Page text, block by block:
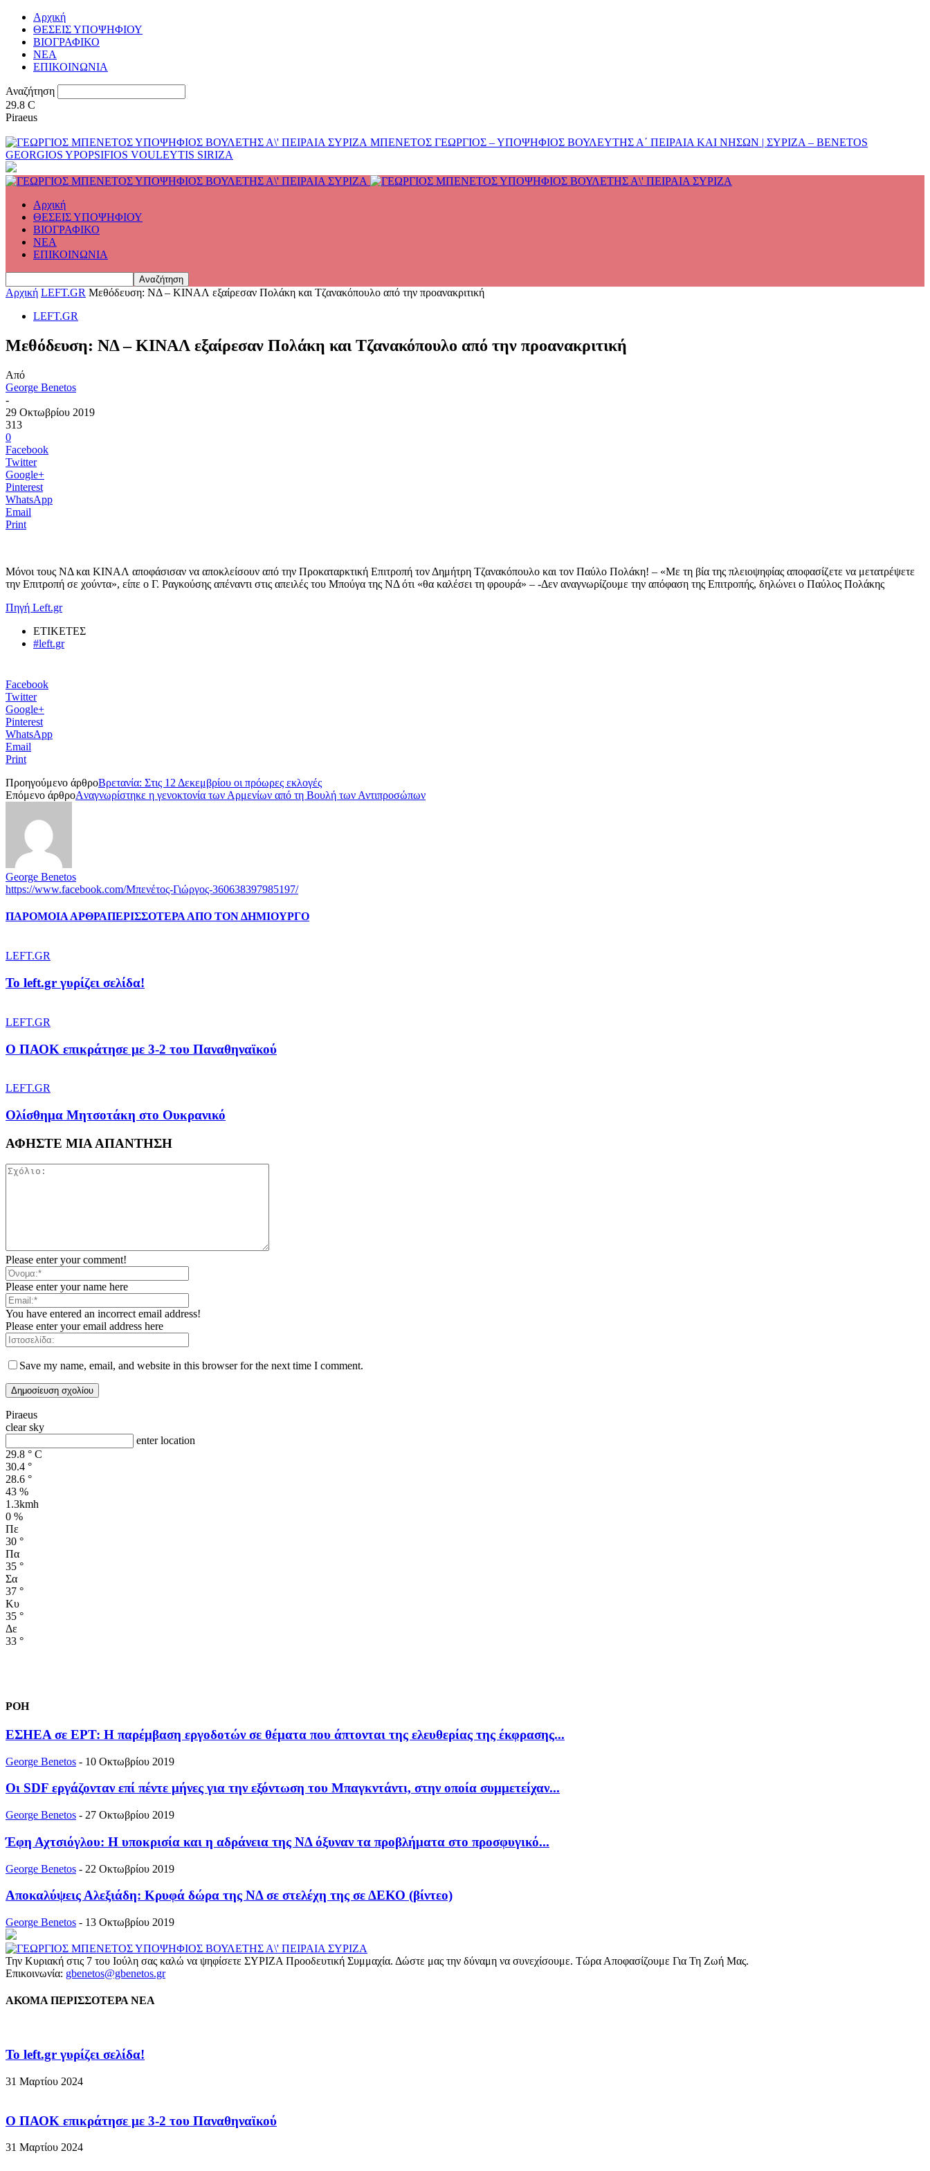
Αρχική
ΘΕΣΕΙΣ ΥΠΟΨΗΦΙΟΥ
ΒΙΟΓΡΑΦΙΚΟ
ΝΕΑ
ΕΠΙΚΟΙΝΩΝΙΑ
Αναζήτηση
29.8 C
Piraeus
ΜΠΕΝΕΤΟΣ ΓΕΩΡΓΙΟΣ – ΥΠΟΨΗΦΙΟΣ ΒΟΥΛΕΥΤΗΣ Α΄ ΠΕΙΡΑΙΑ ΚΑΙ ΝΗΣΩΝ | ΣΥΡΙΖΑ – BENETOS
GEORGIOS YPOPSIFIOS VOULEYTIS SIRIZA
Αρχική
ΘΕΣΕΙΣ ΥΠΟΨΗΦΙΟΥ
ΒΙΟΓΡΑΦΙΚΟ
ΝΕΑ
ΕΠΙΚΟΙΝΩΝΙΑ
Αρχική LEFT.GR Mεθόδευση: ΝΔ – ΚΙΝΑΛ εξαίρεσαν Πολάκη και Τζανακόπουλο από την προανακριτική
LEFT.GR
Mεθόδευση: ΝΔ – ΚΙΝΑΛ εξαίρεσαν Πολάκη και Τζανακόπουλο από την προανακριτική
Από
George Benetos
-
29 Οκτωβρίου 2019
313
0
Facebook
Twitter
Google+
Pinterest
WhatsApp
Email
Print
Μόνοι τους ΝΔ και ΚΙΝΑΛ αποφάσισαν να αποκλείσουν από την Προκαταρκτική Επιτροπή τον Δημήτρη Τζανακόπουλο και τον Παύλο Πολάκη! – «Με τη βία της πλειοψηφίας αποφασίζετε να μετατρέψετε
την Επιτροπή σε χούντα», είπε ο Γ. Ραγκούσης απέναντι στις απειλές του Μπούγα της ΝΔ ότι «θα καλέσει τη φρουρά» – -Δεν αναγνωρίζουμε την απόφαση της Επιτροπής, δηλώνει ο Παύλος Πολάκης
Πηγή Left.gr
ΕΤΙΚΕΤΕΣ
#left.gr
Facebook
Twitter
Google+
Pinterest
WhatsApp
Email
Print
Προηγούμενο άρθροΒρετανία: Στις 12 Δεκεμβρίου οι πρόωρες εκλογές
Επόμενο άρθροAναγνωρίστηκε η γενοκτονία των Αρμενίων από τη Βουλή των Αντιπροσώπων
George Benetos
https://www.facebook.com/Μπενέτος-Γιώργος-360638397985197/
ΠΑΡΟΜΟΙΑ ΑΡΘΡΑΠΕΡΙΣΣΟΤΕΡΑ ΑΠΟ ΤΟΝ ΔΗΜΙΟΥΡΓΟ
LEFT.GR
To left.gr γυρίζει σελίδα!
LEFT.GR
Ο ΠΑΟΚ επικράτησε με 3-2 του Παναθηναϊκού
LEFT.GR
Ολίσθημα Μητσοτάκη στο Ουκρανικό
ΑΦΗΣΤΕ ΜΙΑ ΑΠΑΝΤΗΣΗ
Please enter your comment!
Please enter your name here
You have entered an incorrect email address!
Please enter your email address here
Save my name, email, and website in this browser for the next time I comment.
Piraeus
clear sky
enter location
29.8 ° C
30.4 °
28.6 °
43 %
1.3kmh
0 %
Πε
30 °
Πα
35 °
Σα
37 °
Κυ
35 °
Δε
33 °
ΡΟΗ
ΕΣΗΕΑ σε ΕΡΤ: Η παρέμβαση εργοδοτών σε θέματα που άπτονται της ελευθερίας της έκφρασης...
George Benetos - 10 Οκτωβρίου 2019
Οι SDF εργάζονταν επί πέντε μήνες για την εξόντωση του Μπαγκντάντι, στην οποία συμμετείχαν...
George Benetos - 27 Οκτωβρίου 2019
Έφη Αχτσιόγλου: Η υποκρισία και η αδράνεια της ΝΔ όξυναν τα προβλήματα στο προσφυγικό...
George Benetos - 22 Οκτωβρίου 2019
Αποκαλύψεις Αλεξιάδη: Κρυφά δώρα της ΝΔ σε στελέχη της σε ΔΕΚΟ (βίντεο)
George Benetos - 13 Οκτωβρίου 2019
Την Κυριακή στις 7 του Ιούλη σας καλώ να ψηφίσετε ΣΥΡΙΖΑ Προοδευτική Συμμαχία. Δώστε μας την δύναμη να συνεχίσουμε. Τώρα Αποφασίζουμε Για Τη Ζωή Μας.
Επικοινωνία: gbenetos@gbenetos.gr
ΑΚΟΜΑ ΠΕΡΙΣΣΟΤΕΡΑ ΝΕΑ
To left.gr γυρίζει σελίδα!
31 Μαρτίου 2024
Ο ΠΑΟΚ επικράτησε με 3-2 του Παναθηναϊκού
31 Μαρτίου 2024